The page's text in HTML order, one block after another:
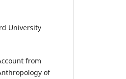
University
from
of